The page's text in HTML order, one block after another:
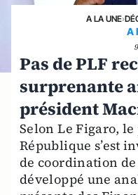
A LA UNE›
A
Pas de PLF
surprenante
président
Selon Le Figaro,
République s’est
de coordination
développé une